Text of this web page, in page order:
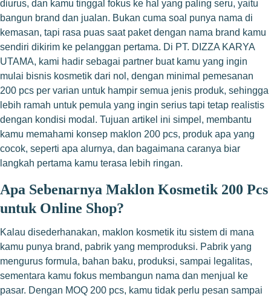
diurus, dan kamu tinggal fokus ke hal yang paling seru, yaitu
bangun brand dan jualan. Bukan cuma soal punya nama di
kemasan, tapi rasa puas saat paket dengan nama brand kamu
sendiri dikirim ke pelanggan pertama. Di PT. DIZZA KARYA
UTAMA, kami hadir sebagai partner buat kamu yang ingin
mulai bisnis kosmetik dari nol, dengan minimal pemesanan
200 pcs per varian untuk hampir semua jenis produk, sehingga
lebih ramah untuk pemula yang ingin serius tapi tetap realistis
dengan kondisi modal. Tujuan artikel ini simpel, membantu
kamu memahami konsep maklon 200 pcs, produk apa yang
cocok, seperti apa alurnya, dan bagaimana caranya biar
langkah pertama kamu terasa lebih ringan.
Apa Sebenarnya Maklon Kosmetik 200 Pcs
untuk Online Shop?
Kalau disederhanakan, maklon kosmetik itu sistem di mana
kamu punya brand, pabrik yang memproduksi. Pabrik yang
mengurus formula, bahan baku, produksi, sampai legalitas,
sementara kamu fokus membangun nama dan menjual ke
pasar. Dengan MOQ 200 pcs, kamu tidak perlu pesan sampai